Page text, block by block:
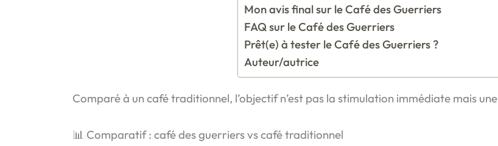
Mon avis final sur le Café des Guerriers
FAQ sur le Café des Guerriers
Prêt(e) à tester le Café des Guerriers ?
Auteur/autrice
Comparé à un café traditionnel, l’objectif n’est pas la stimulation immédiate mais une
📊 Comparatif : café des guerriers vs café traditionnel